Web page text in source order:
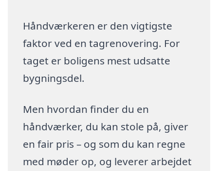
Håndværkeren er den vigtigste
faktor ved en tagrenovering. For
taget er boligens mest udsatte
bygningsdel.
Men hvordan finder du en
håndværker, du kan stole på, giver
en fair pris – og som du kan regne
med møder op, og leverer arbejdet